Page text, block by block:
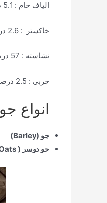
الیاف خام : 5.1 درصد
خاکستر : 2.6 درصد
نشاسته : 57 درصد
چربی : 2.5 درصد
انواع جو
جو (Barley)
جو دوسر ( Oats)